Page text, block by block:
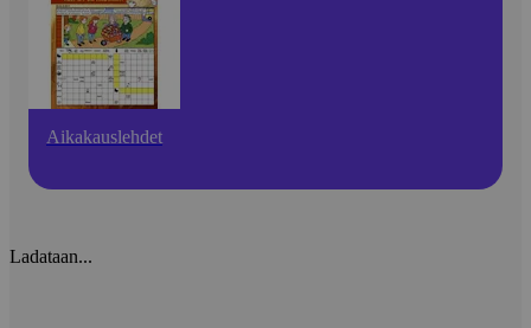
Aikakauslehdet
Ladataan...